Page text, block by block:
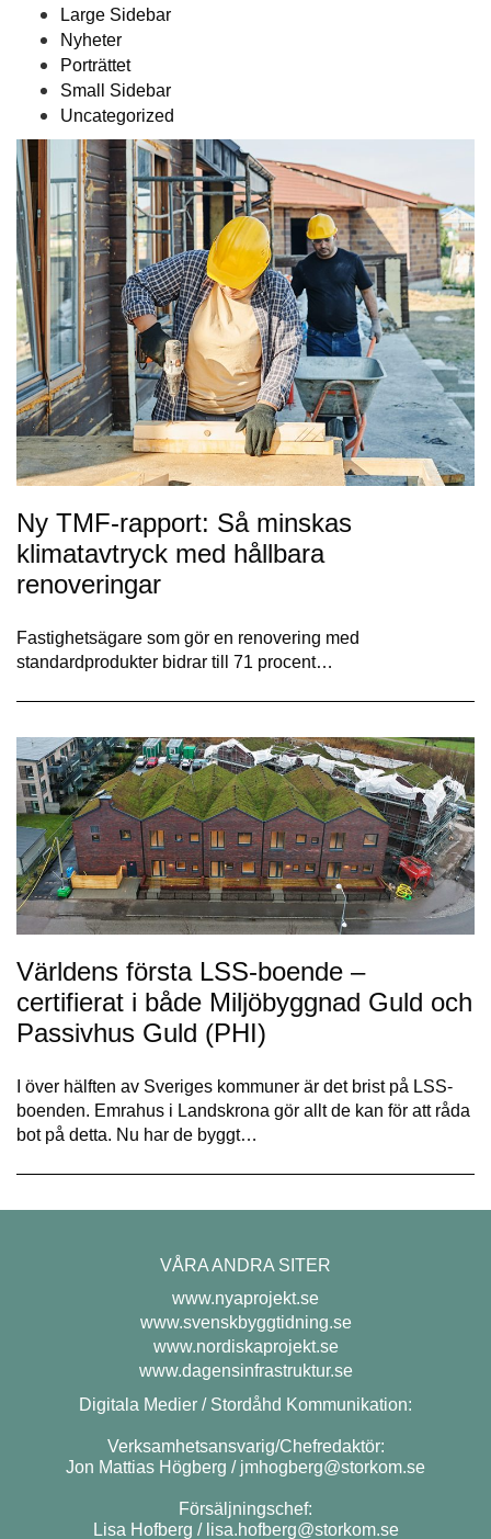
Large Sidebar
Nyheter
Porträttet
Small Sidebar
Uncategorized
Ny TMF-rapport: Så minskas
klimatavtryck med hållbara
renoveringar
Fastighetsägare som gör en renovering med
standardprodukter bidrar till 71 procent…
Världens första LSS-boende –
certifierat i både Miljöbyggnad Guld och
Passivhus Guld (PHI)
I över hälften av Sveriges kommuner är det brist på LSS-
boenden. Emrahus i Landskrona gör allt de kan för att råda
bot på detta. Nu har de byggt…
VÅRA ANDRA SITER
www.nyaprojekt.se
www.svenskbyggtidning.se
www.nordiskaprojekt.se
www.dagensinfrastruktur.se
Digitala Medier / Stordåhd Kommunikation:
Verksamhetsansvarig/Chefredaktör:
Jon Mattias Högberg / jmhogberg@storkom.se
Försäljningschef:
Lisa Hofberg / lisa.hofberg@storkom.se